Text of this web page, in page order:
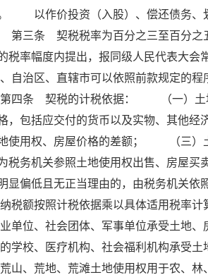
以作价投资（入股）、偿还债务、
三条 契税税率为百分之三至百分
税率幅度内提出，报同级人民代表大会
治区、直辖市可以依照前款规定的程
条 契税的计税依据： （一）土地
，包括应交付的货币以及实物、其
使用权、房屋价格的差额； （三）
税务机关参照土地使用权出售、房
显偏低且无正当理由的，由税务机关依
额按照计税依据乘以具体适用税率
位、社会团体、军事单位承受土地、
、医疗机构、社会福利机构承受土
、荒地、荒滩土地使用权用于农、